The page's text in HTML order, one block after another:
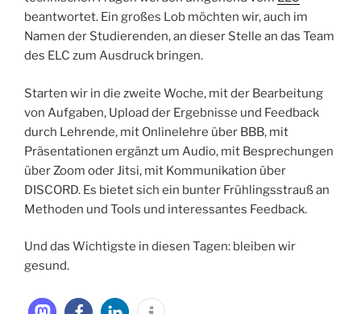
beantwortet. Ein großes Lob möchten wir, auch im
Namen der Studierenden, an dieser Stelle an das Team
des ELC zum Ausdruck bringen.
Starten wir in die zweite Woche, mit der Bearbeitung
von Aufgaben, Upload der Ergebnisse und Feedback
durch Lehrende, mit Onlinelehre über BBB, mit
Präsentationen ergänzt um Audio, mit Besprechungen
über Zoom oder Jitsi, mit Kommunikation über
DISCORD. Es bietet sich ein bunter Frühlingsstrauß an
Methoden und Tools und interessantes Feedback.
Und das Wichtigste in diesen Tagen: bleiben wir
gesund.